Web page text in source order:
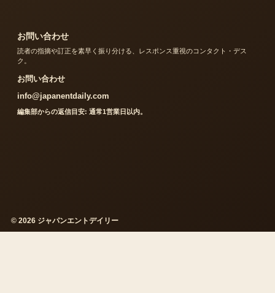
お問い合わせ
読者の指摘や訂正を素早く振り分ける、レスポンス重視のコンタクト・デス
ク。
お問い合わせ
info@japanentdaily.com
編集部からの返信目安: 通常1営業日以内。
© 2026 ジャパンエントデイリー